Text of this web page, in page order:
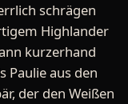
schrägen
Highlander
kurzerhand
Paulie aus den
der den Weißen